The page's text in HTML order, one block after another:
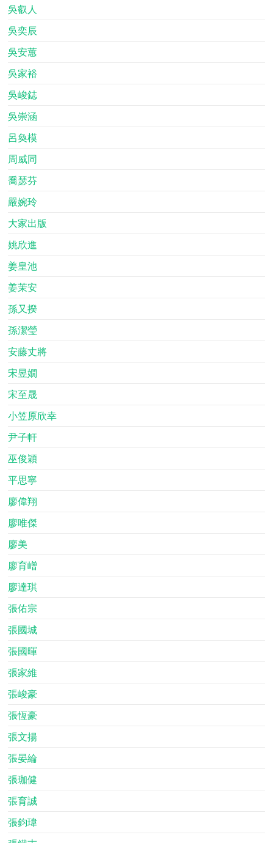
吳叡人
吳奕辰
吳安蕙
吳家裕
吳峻鋕
吳崇涵
呂奐模
周威同
喬瑟芬
嚴婉玲
大家出版
姚欣進
姜皇池
姜茉安
孫又揆
孫潔瑩
安藤丈將
宋昱嫺
宋至晟
小笠原欣幸
尹子軒
巫俊穎
平思寧
廖偉翔
廖唯傑
廖美
廖育嶒
廖達琪
張佑宗
張國城
張國暉
張家維
張峻豪
張恆豪
張文揚
張晏綸
張珈健
張育誠
張鈞瑋